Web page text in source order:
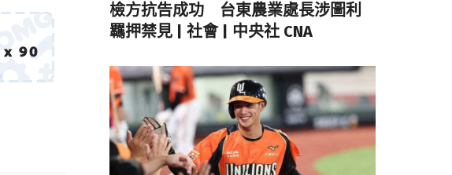
檢方抗告成功 台東農業處長涉圖利
羈押禁見 | 社會 | 中央社 CNA